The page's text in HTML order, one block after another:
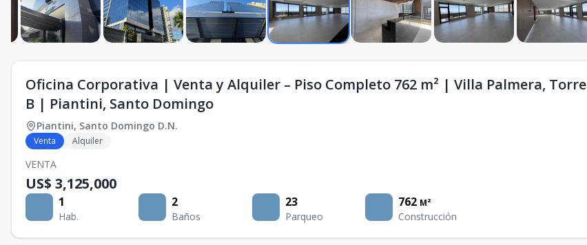
Oficina Corporativa | Venta y Alquiler – Piso Completo 762 m² | Villa Palmera, Torre
B | Piantini, Santo Domingo
Piantini, Santo Domingo D.N.
Venta Alquiler
VENTA
US$ 3,125,000
1
Hab.
2
Baños
23
Parqueo
762 M²
Construcción